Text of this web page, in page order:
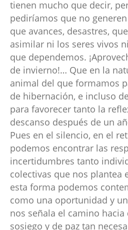
tienen mucho que decir,
pediríamos que no
que avances, desastres,
asimilar ni los seres vivos
que dependemos.
de invierno!… Que en la
animal del que formamos
de hibernación, e incluso
para favorecer tanto la
descanso después de un
Pues en el silencio, en el
podemos encontrar las
incertidumbres tanto
colectivas que nos plantea
esta forma podemos
como una oportunidad y
nos señala el camino hacia
sosiego y de paz tan